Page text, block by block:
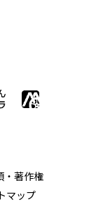
・著作権
マップ